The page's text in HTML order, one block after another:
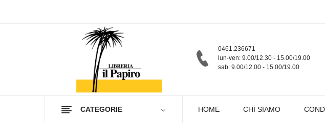
0461.236671
lun-ven: 9.00/12.30 - 15.00/19.00
sab: 9.00/12.00 - 15.00/19.00
CATEGORIE HOME CHI SIAMO